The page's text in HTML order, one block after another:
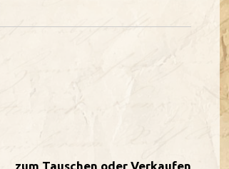
zum Tauschen oder Verkaufen